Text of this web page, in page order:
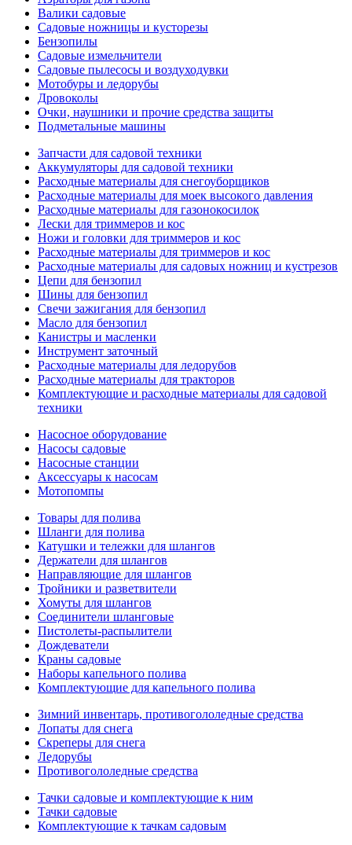
Валики садовые
Садовые ножницы и кусторезы
Бензопилы
Садовые измельчители
Садовые пылесосы и воздуходувки
Мотобуры и ледорубы
Дровоколы
Очки, наушники и прочие средства защиты
Подметальные машины
Запчасти для садовой техники
Аккумуляторы для садовой техники
Расходные материалы для снегоуборщиков
Расходные материалы для моек высокого давления
Расходные материалы для газонокосилок
Лески для триммеров и кос
Ножи и головки для триммеров и кос
Расходные материалы для триммеров и кос
Расходные материалы для садовых ножниц и кустрезов
Цепи для бензопил
Шины для бензопил
Свечи зажигания для бензопил
Масло для бензопил
Канистры и масленки
Инструмент заточный
Расходные материалы для ледорубов
Расходные материалы для тракторов
Комплектующие и расходные материалы для садовой
техники
Насосное оборудование
Насосы садовые
Насосные станции
Аксессуары к насосам
Мотопомпы
Товары для полива
Шланги для полива
Катушки и тележки для шлангов
Держатели для шлангов
Направляющие для шлангов
Тройники и разветвители
Хомуты для шлангов
Соединители шланговые
Пистолеты-распылители
Дождеватели
Краны садовые
Наборы капельного полива
Комплектующие для капельного полива
Зимний инвентарь, противогололедные средства
Лопаты для снега
Скреперы для снега
Ледорубы
Противогололедные средства
Тачки садовые и комплектующие к ним
Тачки садовые
Комплектующие к тачкам садовым